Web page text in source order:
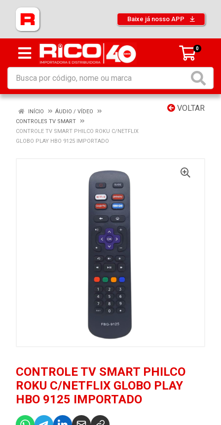
Baixe já nosso APP
0
VOLTAR
INÍCIO
ÁUDIO / VÍDEO
CONTROLES TV SMART
CONTROLE TV SMART PHILCO ROKU C/NETFLIX
GLOBO PLAY HBO 9125 IMPORTADO
CONTROLE TV SMART PHILCO
ROKU C/NETFLIX GLOBO PLAY
HBO 9125 IMPORTADO